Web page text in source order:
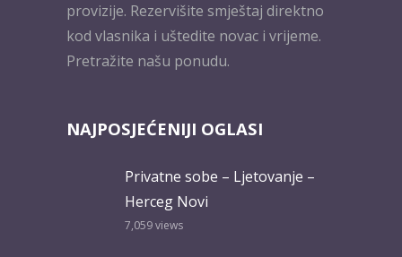
provizije. Rezervišite smještaj direktno
kod vlasnika i uštedite novac i vrijeme.
Pretražite našu ponudu.
NAJPOSJEĆENIJI OGLASI
Privatne sobe – Ljetovanje –
Herceg Novi
7,059views